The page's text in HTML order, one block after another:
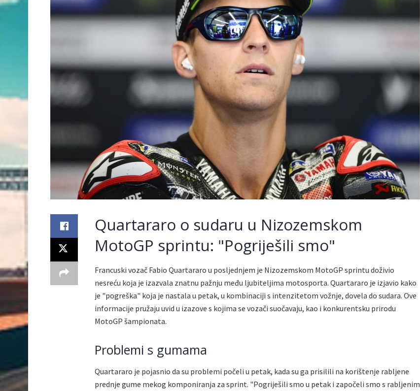
Quartararo o sudaru u Nizozemskom
MotoGP sprintu: "Pogriješili smo"
Francuski vozač Fabio Quartararo u posljednjem je Nizozemskom MotoGP sprintu doživio
nesreću koja je izazvala znatnu pažnju među ljubiteljima motosporta. Quartararo je izjavio kako
je "pogreška" koja je nastala u petak, u kombinaciji s intenzitetom vožnje, dovela do sudara. Ove
informacije pružaju uvid u izazove s kojima se vozači suočavaju, kao i konkurentsku prirodu
MotoGP šampionata.
Problemi s gumama
Quartararo je pojasnio da su problemi počeli u petak, kada su ga prisilili na korištenje rabljene
prednje gume mekog komponiranja za sprint. "Pogriješili smo u petak i započeli smo s rabljenim